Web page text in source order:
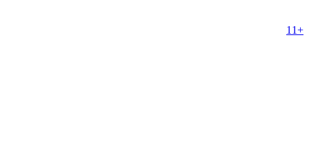
+11